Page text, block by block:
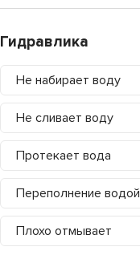
Гидравлика
Не набирает воду
Не сливает воду
Протекает вода
Переполнение водой
Плохо отмывает